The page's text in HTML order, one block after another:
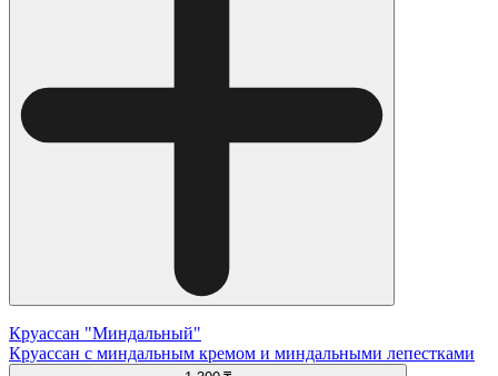
Круассан "Миндальный"
Круассан с миндальным кремом и миндальными лепестками